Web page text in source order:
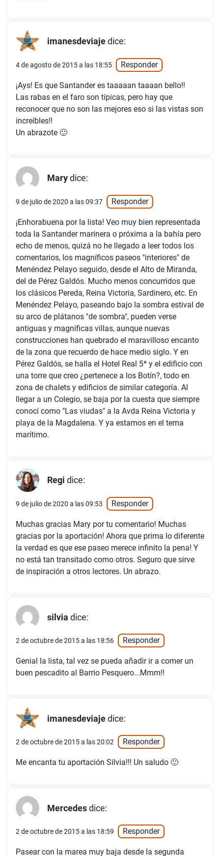
imanesdeviajedice:
4 de agosto de 2015 a las 18:55 Responder
¡Ays! Es que Santander es taaaaan taaaan bello!!
Las rabas en el faro son típicas, pero hay que
reconocer que no son las mejores eso si las vistas son
increíbles!!
Un abrazote 🙂
Marydice:
9 de julio de 2020 a las 09:37 Responder
¡Enhorabuena por la lista! Veo muy bien representada
toda la Santander marinera o próxima a la bahía pero
echo de menos, quizá no he llegado a leer todos los
comentarios, los magníficos paseos "interiores" de
Menéndez Pelayo seguido, desde el Alto de Miranda,
del de Pérez Galdós. Mucho menos concurridos que
los clásicos Pereda, Reina Victoria, Sardinero, etc. En
Menéndez Pelayo, paseando bajo la sombra estival de
su arco de plátanos "de sombra", pueden verse
antiguas y magníficas villas, aunque nuevas
construcciones han quebrado el maravilloso encanto
de la zona que recuerdo de hace medio siglo. Y en
Pérez Galdós, se halla el Hotel Real 5* y el edificio con
una torre que creo ¿pertenece a los Botín?, todo en
zona de chalets y edificios de similar categoría. Al
llegar a un Colegio, se baja por la cuesta que siempre
conocí como "Las viudas" a la Avda Reina Victoria y
playa de la Magdalena. Y ya estamos en el tema
marítimo.
Regi dice:
9 de julio de 2020 a las 09:53 Responder
Muchas gracias Mary por tu comentario! Muchas
gracias por la aportación! Ahora que prima lo diferente
la verdad es que ese paseo merece infinito la pena! Y
no está tan transitado como otros. Seguro que sirve
de inspiración a otros lectores. Un abrazo.
silvia dice:
2 de octubre de 2015 a las 18:56 Responder
Genial la lista, tal vez se pueda añadir ir a comer un
buen pescadito al Barrio Pesquero...Mmm!!
imanesdeviajedice:
2 de octubre de 2015 a las 20:02 Responder
Me encanta tu aportación Silvia!!! Un saludo 🙂
Mercedesdice:
2 de octubre de 2015 a las 18:59 Responder
Pasear con la marea muy baja desde la segunda